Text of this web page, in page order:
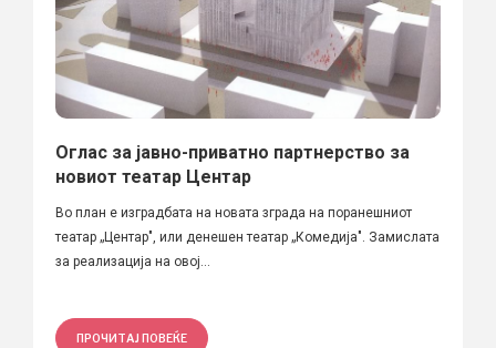
Оглас за јавно-приватно партнерство за
новиот театар Центар
Во план е изградбата на новата зграда на поранешниот
театар „Центар", или денешен театар „Комедија". Замислата
за реализација на овој...
ПРОЧИТАЈ ПОВЕЌЕ